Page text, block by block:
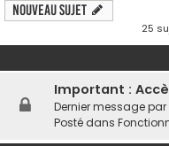
Nouveau sujet
25
Important :
Dernier message par
Posté dans